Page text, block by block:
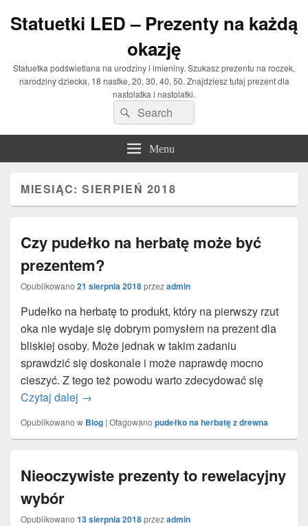
Statuetki LED – Prezenty na każdą
okazję
Statuetka podświetlana na urodziny i imieniny. Szukasz prezentu na roczek,
narodziny dziecka, 18 nastke, 20, 30, 40, 50. Znajdziesz tutaj prezent dla
nastolatka i nastolatki.
Search
for:
Search
Menu
MIESIĄC: SIERPIEŃ 2018
Czy pudełko na herbatę może być
prezentem?
Opublikowano 21 sierpnia 2018przezadmin
Pudełko na herbatę to produkt, który na pierwszy rzut
oka nie wydaje się dobrym pomysłem na prezent dla
bliskiej osoby. Może jednak w takim zadaniu
sprawdzić się doskonale i może naprawdę mocno
cieszyć. Z tego też powodu warto zdecydować się
Czytaj dalej Czy pudełko na herbatę może być prezentem?
→
Opublikowano w Blog | Otagowano pudełko na herbatę z drewna
Nieoczywiste prezenty to rewelacyjny
wybór
Opublikowano 13 sierpnia 2018przezadmin